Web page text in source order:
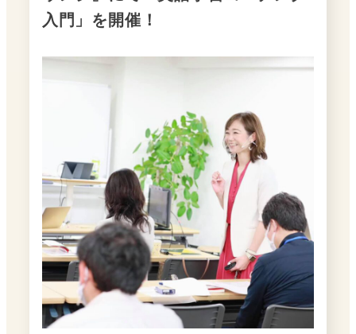
入門」を開催！